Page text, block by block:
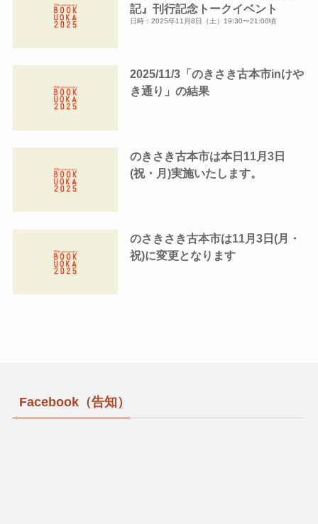
記』刊行記念トークイベント
日時：2025年11月8日（土）19:30〜21:00頃
2025/11/3「のきさき古本市inけや
き通り」の結果
のきさき古本市は本日11月3日
(祝・月)実施いたします。
のさきさき古本市は11月3日(月・
祝)に変更となります
Facebook（告知）